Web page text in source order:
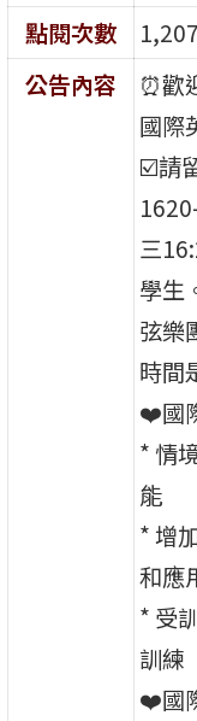
點閱次數
1,207
公告內容
⏰歡
國際
☑️請
三
學生
弦樂
時間
❤️國
* 情
能
* 增
和應
* 受
訓練
❤️國